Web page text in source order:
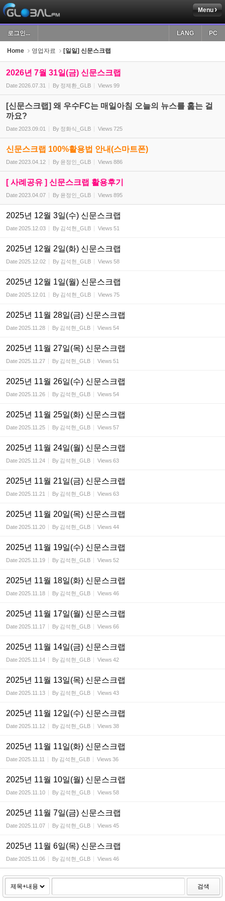
Menu
로그인... PC
LANG
Home 영업자료 [일일] 신문스크랩
2026년 7월 31일(금) 신문스크랩
Date2026.07.31 By 정제환_GLB Views 99
[신문스크랩] 왜 우수FC는 매일아침 오늘의 뉴스를 훑는 걸
까요?
Date2023.09.01 By 정화식_GLB Views 725
신문스크랩 100%활용법 안내(스마트폰)
Date2023.04.12 By 윤정인_GLB Views 886
[ 사례공유 ] 신문스크랩 활용후기
Date2023.04.07 By 윤정인_GLB Views 895
2025년 12월 3일(수) 신문스크랩
Date2025.12.03 By 김석현_GLB Views 51
2025년 12월 2일(화) 신문스크랩
Date2025.12.02 By 김석현_GLB Views 58
2025년 12월 1일(월) 신문스크랩
Date2025.12.01 By 김석현_GLB Views 75
2025년 11월 28일(금) 신문스크랩
Date2025.11.28 By 김석현_GLB Views 54
2025년 11월 27일(목) 신문스크랩
Date2025.11.27 By 김석현_GLB Views 51
2025년 11월 26일(수) 신문스크랩
Date2025.11.26 By 김석현_GLB Views 54
2025년 11월 25일(화) 신문스크랩
Date2025.11.25 By 김석현_GLB Views 57
2025년 11월 24일(월) 신문스크랩
Date2025.11.24 By 김석현_GLB Views 63
2025년 11월 21일(금) 신문스크랩
Date2025.11.21 By 김석현_GLB Views 63
2025년 11월 20일(목) 신문스크랩
Date2025.11.20 By 김석현_GLB Views 44
2025년 11월 19일(수) 신문스크랩
Date2025.11.19 By 김석현_GLB Views 52
2025년 11월 18일(화) 신문스크랩
Date2025.11.18 By 김석현_GLB Views 46
2025년 11월 17일(월) 신문스크랩
Date2025.11.17 By 김석현_GLB Views 66
2025년 11월 14일(금) 신문스크랩
Date2025.11.14 By 김석현_GLB Views 42
2025년 11월 13일(목) 신문스크랩
Date2025.11.13 By 김석현_GLB Views 43
2025년 11월 12일(수) 신문스크랩
Date2025.11.12 By 김석현_GLB Views 38
2025년 11월 11일(화) 신문스크랩
Date2025.11.11 By 김석현_GLB Views 36
2025년 11월 10일(월) 신문스크랩
Date2025.11.10 By 김석현_GLB Views 58
2025년 11월 7일(금) 신문스크랩
Date2025.11.07 By 김석현_GLB Views 45
2025년 11월 6일(목) 신문스크랩
Date2025.11.06 By 김석현_GLB Views 46
검색
Sketchbook5, 스케치북5
Sketchbook5, 스케치북5